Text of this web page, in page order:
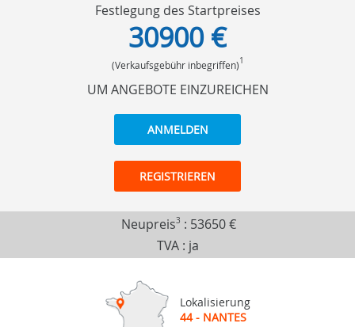
Festlegung des Startpreises
30900 €
(Verkaufsgebühr inbegriffen)1
UM ANGEBOTE EINZUREICHEN
ANMELDEN
REGISTRIEREN
Neupreis3 : 53650 €
TVA : ja
Lokalisierung
44 - NANTES